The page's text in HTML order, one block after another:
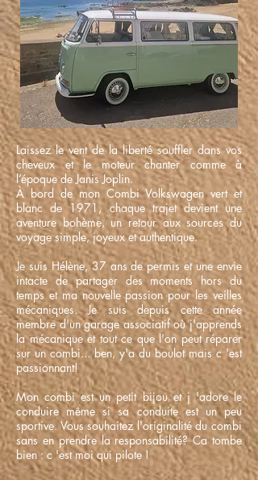
Laissez le vent de la liberté souffler dans vos
cheveux et le moteur chanter comme à
l’époque de Janis Joplin.
À bord de mon Combi Volkswagen vert et
blanc de 1971, chaque trajet devient une
aventure bohème, un retour aux sources du
voyage simple, joyeux et authentique.
Je suis Hélène, 37 ans de permis et une envie
intacte de partager des moments hors du
temps et ma nouvelle passion pour les veilles
mécaniques. Je suis depuis cette année
membre d'un garage associatif où j'apprends
la mécanique et tout ce que l'on peut réparer
sur un combi... ben, y'a du boulot mais c 'est
passionnant!
Mon combi est un petit bijou et j 'adore le
conduire même si sa conduite est un peu
sportive. Vous souhaitez l'originalité du combi
sans en prendre la responsabilité? Ca tombe
bien : c 'est moi qui pilote !